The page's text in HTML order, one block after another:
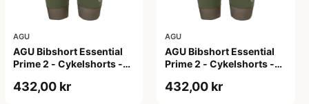
AGU
AGU Bibshort Essential
Prime 2 - Cykelshorts -
2XL
432,00 kr
AGU
AGU Bibshort Essential
Prime 2 - Cykelshorts -
432,00 kr